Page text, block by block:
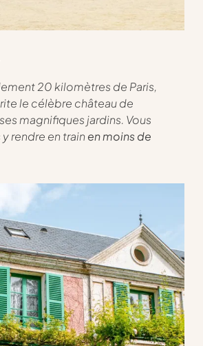
20 kilomètres de Paris,
le célèbre château de
magnifiques jardins. Vous
rendre en trainen moins de